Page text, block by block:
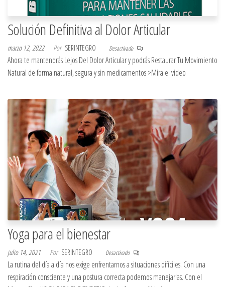
Solución Definitiva al Dolor Articular
marzo 12, 2022 Por SERINTEGRO Desactivado
Ahora te mantendrás Lejos Del Dolor Articular y podrás Restaurar Tu Movimiento
Natural de forma natural, segura y sin medicamentos >Mira el video
Yoga para el bienestar
julio 14, 2021 Por SERINTEGRO Desactivado
La rutina del día a día nos exige enfrentarnos a situaciones difíciles. Con una
respiración consciente y una postura correcta podemos manejarlas. Con el